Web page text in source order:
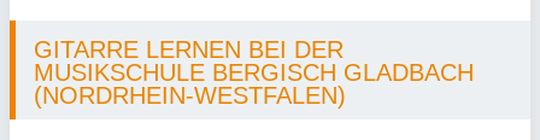
GITARRE LERNEN BEI DER
MUSIKSCHULE BERGISCH GLADBACH
(NORDRHEIN-WESTFALEN)